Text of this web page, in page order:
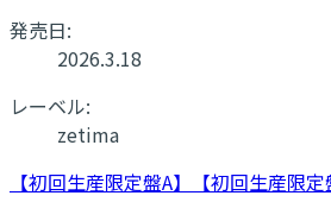
発売日:
2026.3.18
レーベル:
zetima
【初回生産限定盤A】
【初回生産限定